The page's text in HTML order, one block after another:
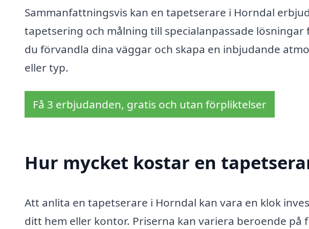
Sammanfattningsvis kan en tapetserare i Horndal
tapetsering och målning till specialanpassade
du förvandla dina väggar och skapa en inbjudande
eller typ.
Få 3 erbjudanden, gratis och utan förpliktelser
Hur mycket kostar en
Att anlita en tapetserare i Horndal kan vara en klok
ditt hem eller kontor. Priserna kan variera beroende på